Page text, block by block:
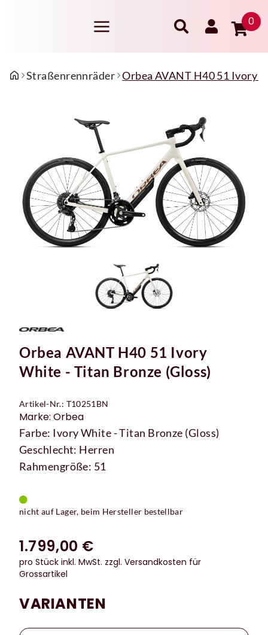
0
Straßenrennräder Orbea AVANT H40 51 Ivory
Orbea AVANT H40 51 Ivory
White - Titan Bronze (Gloss)
Artikel-Nr.: T10251BN
Marke: Orbea
Farbe: Ivory White - Titan Bronze (Gloss)
Geschlecht: Herren
Rahmengröße: 51
nicht auf Lager, beim Hersteller bestellbar
1.799,00 €
pro Stück inkl. MwSt. zzgl. Versandkosten für
Grossartikel
VARIANTEN